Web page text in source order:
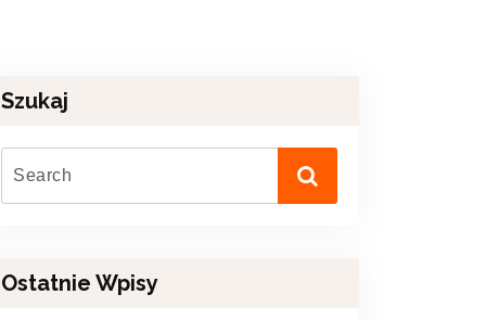
Szukaj
Ostatnie Wpisy